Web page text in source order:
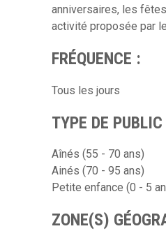
anniversaires, les
activité proposée par
FRÉQUENCE :
Tous les jours
TYPE DE
Aînés (55 - 70 ans)
Ainés (70 - 95 ans)
Petite enfance (0 - 5
ZONE(S)